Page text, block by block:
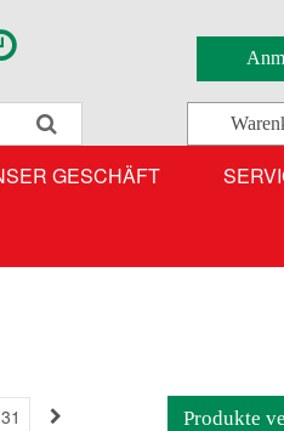
GESCHÄFT
31 Produkte